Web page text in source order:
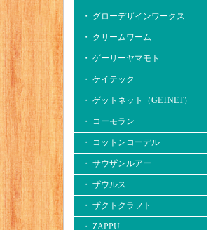
・ グローデザインワークス
・ クリームワーム
・ ゲーリーヤマモト
・ ケイテック
・ ゲットネット（GETNET）
・ コーモラン
・ コットンコーデル
・ サウザンルアー
・ ザウルス
・ ザクトクラフト
・ ZAPPU